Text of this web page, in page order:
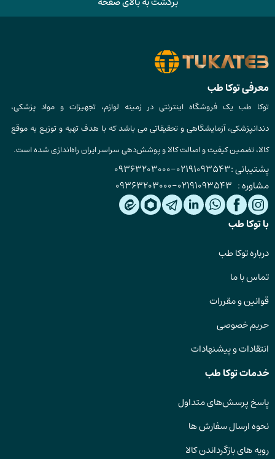
معرفی توکا طب
توکا طب یک فروشگاه اینترنتی در زمینه لوازم، تجهیزات و مواد پزشکی،
دندانپزشکی، آزمایشگاهی و تحقیقاتی می باشد که با هدف تهیه و توزیع به موقع
کالا، تضمین کیفیت و اصالت کالا و پوشش‌دهی سراسر ایران راه‌اندازی شده است.
پشتیبانی :02191093543
-
09363203000
مشاوره : 02191093543
-
09363203000
با توکا طب
درباره توکا طب
تماس با ما
قوانین و مقررات
حریم خصوصی
انتقادات و پیشنهادات
خدمات توکا طب
پاسخ پرسش‌های متداول
نحوه ارسال سفارش ها
رویه های بازگرداندن کالا